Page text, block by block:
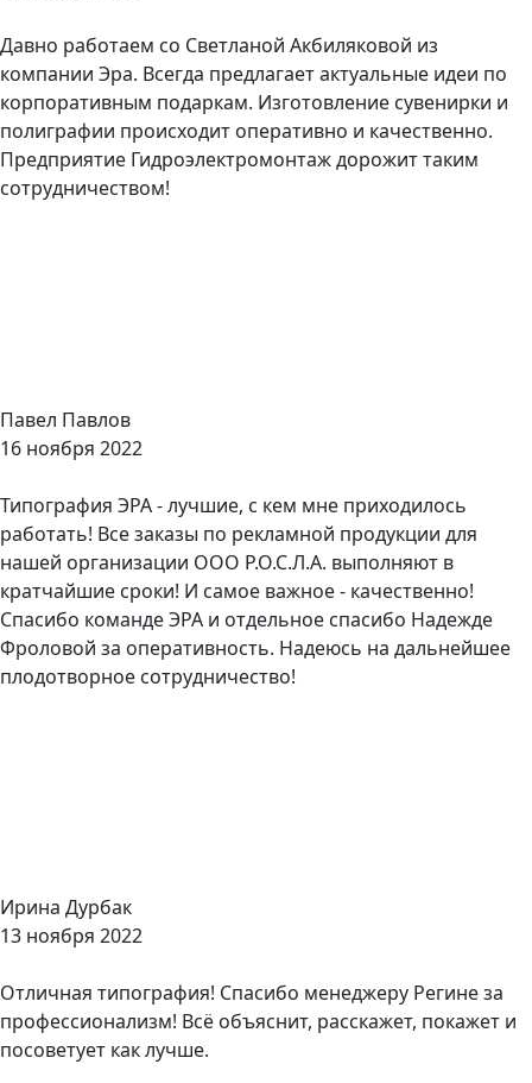
Давно работаем со Светланой Акбиляковой из
компании Эра. Всегда предлагает актуальные идеи по
корпоративным подаркам. Изготовление сувенирки и
полиграфии происходит оперативно и качественно.
Предприятие Гидроэлектромонтаж дорожит таким
сотрудничеством!
​Павел Павлов
16 ноября 2022
Типография ЭРА - лучшие, с кем мне приходилось
работать! Все заказы по рекламной продукции для
нашей организации ООО Р.О.С.Л.А. выполняют в
кратчайшие сроки! И самое важное - качественно!
Спасибо команде ЭРА и отдельное спасибо Надежде
Фроловой за оперативность. Надеюсь на дальнейшее
плодотворное сотрудничество!
Ирина Дурбак
13 ноября 2022
Отличная типография! Спасибо менеджеру Регине за
профессионализм! Всё объяснит, расскажет, покажет и
посоветует как лучше.